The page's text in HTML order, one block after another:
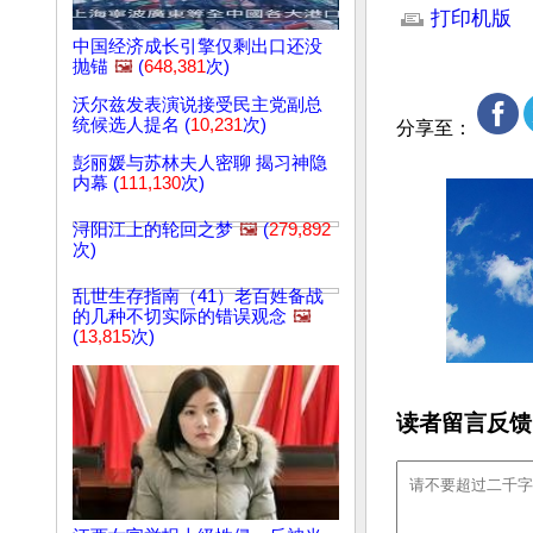
中国经济成长引擎仅剩出口还没
抛锚 🖼️ (648,381次)
沃尔兹发表演说接受民主党副总
统候选人提名 (10,231次)
彭丽媛与苏林夫人密聊 揭习神隐
内幕 (111,130次)
浔阳江上的轮回之梦 🖼️(279,892
次)
乱世生存指南（41）老百姓备战
的几种不切实际的错误观念 🖼️
(13,815次)
打印机版
分享至：
读者留言反